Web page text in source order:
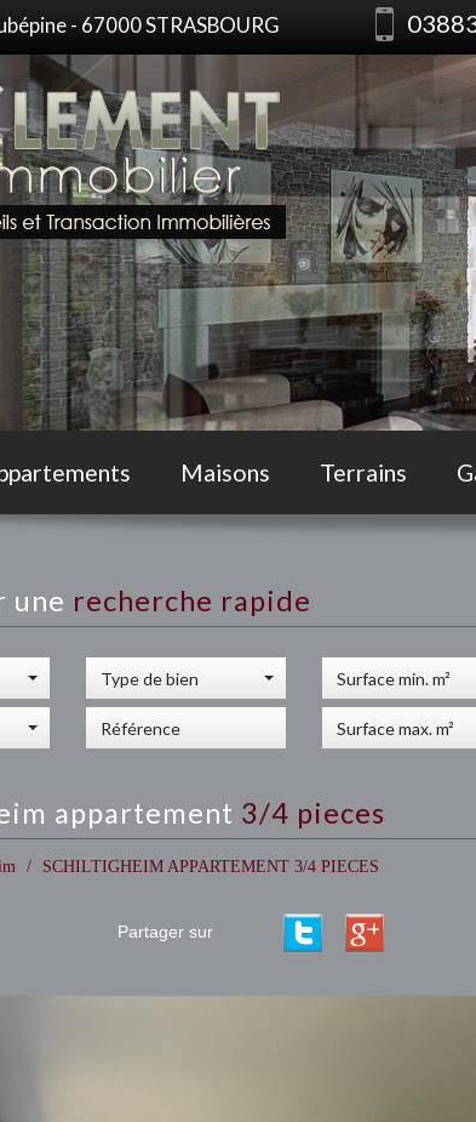
- 67000 STRASBOURG
Maisons Terrains
une recherche rapide
Type de bien
appartement 3/4 pieces
SCHILTIGHEIM APPARTEMENT 3/4 PIECES
Partager sur